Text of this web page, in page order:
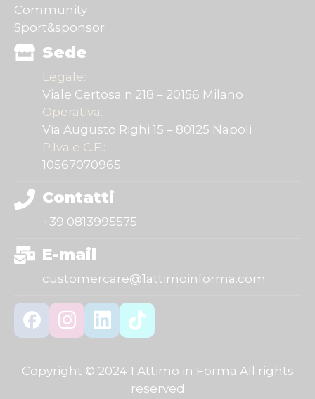
Community
Sport&sponsor
Sede
Legale:
Viale Certosa n.218 – 20156 Milano
Operativa:
Via Augusto Righi 15 – 80125 Napoli
P.Iva e C.F.:
10567070965
Contatti
+39 0813995575
E-mail
customercare@1attimoinforma.com
Copyright © 2024 1 Attimo in Forma All rights
reserved